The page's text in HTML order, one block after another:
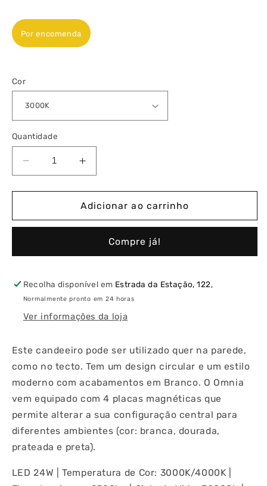
Por encomenda
Cor
Quantidade
Diminuir
a
quantidade
Omnia
Candeeiro
Parede&amp;Tecto
LED
24W
2500lm
(3000K/4000K)
Aumentar
a
quantidade
de
Omnia
Candeeiro
Parede&amp;Tecto
LED
24W
2500lm
(3000K/4000K)
Adicionar ao carrinho
Compre já!
Recolha disponível em Estrada da Estação, 122,
Normalmente pronto em 24 horas
Ver informações da loja
Este candeeiro pode ser utilizado quer na parede,
como no tecto. Tem um design circular e um estilo
moderno com acabamentos em Branco. O Omnia
vem equipado com 4 placas magnéticas que
permite alterar a sua configuração central para
diferentes ambientes (cor: branca, dourada,
prateada e preta).
LED 24W | Temperatura de Cor: 3000K/4000K |